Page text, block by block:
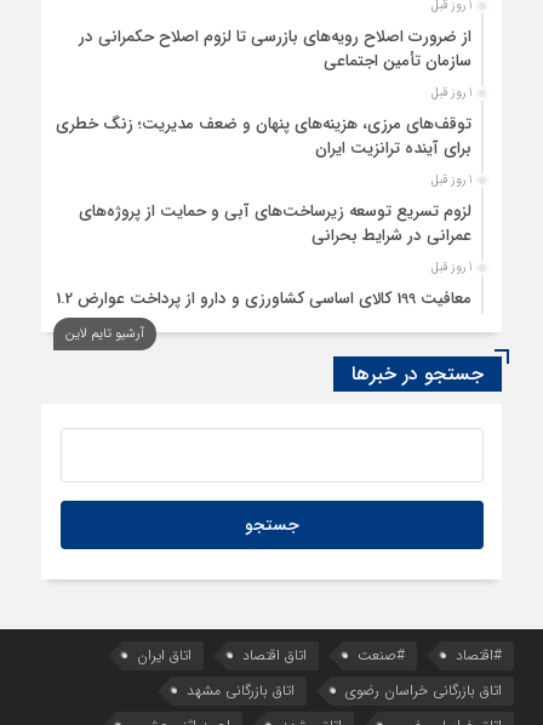
1 روز قبل
از ضرورت اصلاح رویه‌های بازرسی تا لزوم اصلاح حکمرانی در
سازمان تأمین اجتماعی
1 روز قبل
توقف‌های مرزی، هزینه‌های پنهان و ضعف مدیریت؛ زنگ خطری
برای آینده ترانزیت ایران
1 روز قبل
لزوم تسریع توسعه زیرساخت‌های آبی و حمایت از پروژه‌های
عمرانی در شرایط بحرانی
1 روز قبل
معافیت 199 کالای اساسی کشاورزی و دارو از پرداخت عوارض 1.2
2 روز قبل
فهرست کالاهای مشمول بازگشت ارز صادراتی از طریق سامانه ارزی
2 روز قبل
آفریقا؛ آوردگاه قدرت‌های معدنی
آرشیو تایم لاین
جستجو در خبرها
#اقتصاد #صنعت اتاق اقتصاد
اتاق ایران
اتاق بازرگانی خراسان رضوی
اتاق بازرگانی مشهد